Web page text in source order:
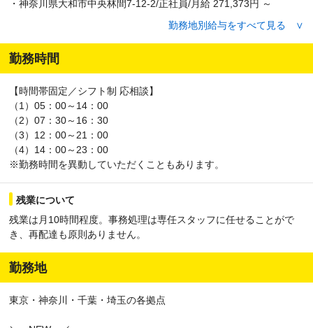
・神奈川県大和市中央林間7-12-2/正社員/月給 271,373円 ～
・神奈川県川崎市高津区下野毛2-14-1/正社員/月給 271,373円 ～
303,679円
・神奈川県横浜市戸塚区上矢部町284ｰ12/正社員/月給 271,373円
～ 303,679円
・神奈川県横浜市都筑区川向町807/正社員/月給 271,373円 ～
303,679円
・千葉県千葉市緑区誉田町2丁目27-142-27-14/正社員/月給
255,220円 ～ 287,526円
・千葉県市川市二俣678-55 ESR市川ディストリビューションセ
ンター/正社員/月給 265,989円 ～ 287,526円
6/正社員/月給 265,989円 ～ 287,526円
・埼玉県川口市大字峯91-1/正社員/月給 265,989円 ～ 287,526円
勤務地別給与をすべて見る ∨
勤務時間
【時間帯固定／シフト制 応相談】
（1）05：00～14：00
（2）07：30～16：30
（3）12：00～21：00
（4）14：00～23：00
※勤務時間を異動していただくこともあります。
残業について
残業は月10時間程度。事務処理は専任スタッフに任せることがで
き、再配達も原則ありません。
勤務地
東京・神奈川・千葉・埼玉の各拠点